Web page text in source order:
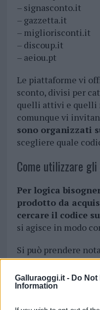
Galluraoggi.it - Do Not
Information
– signasconto.it
– gazzetta.it
– migliorisconti.it
– discoup.it
– aeiou.pt
Le piattaforme vi
sconto, divisi per
quelli attivi e quelli
comunque vi
sono organizzati
scegliere quale
Come utilizzare
Per logica
prodotto da
cercare il codice
si agisce in modo
Si può prendere
categorie più
successivo, al
oggetti da